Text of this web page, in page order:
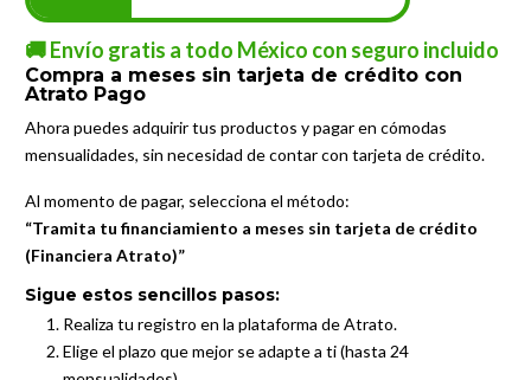
🚚 Envío gratis a todo México con seguro incluido
Compra a meses sin tarjeta de crédito con
Atrato Pago
Ahora puedes adquirir tus productos y pagar en cómodas
mensualidades, sin necesidad de contar con tarjeta de crédito.
Al momento de pagar, selecciona el método:
“Tramita tu financiamiento a meses sin tarjeta de crédito
(Financiera Atrato)”
Sigue estos sencillos pasos:
Realiza tu registro en la plataforma de Atrato.
Elige el plazo que mejor se adapte a ti (hasta 24